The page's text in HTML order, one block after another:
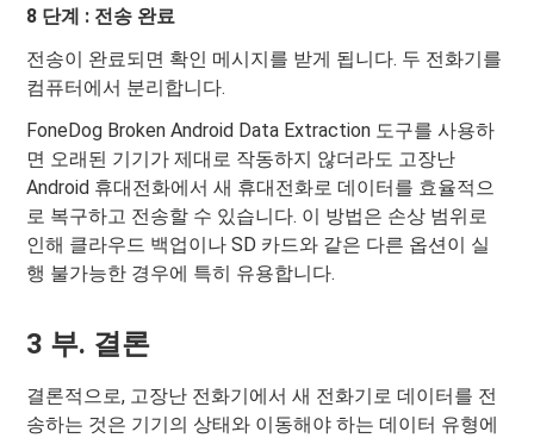
8 단계 : 전송 완료
전송이 완료되면 확인 메시지를 받게 됩니다. 두 전화기를
컴퓨터에서 분리합니다.
FoneDog Broken Android Data Extraction 도구를 사용하
면 오래된 기기가 제대로 작동하지 않더라도 고장난
Android 휴대전화에서 새 휴대전화로 데이터를 효율적으
로 복구하고 전송할 수 있습니다. 이 방법은 손상 범위로
인해 클라우드 백업이나 SD 카드와 같은 다른 옵션이 실
행 불가능한 경우에 특히 유용합니다.
3 부. 결론
결론적으로, 고장난 전화기에서 새 전화기로 데이터를 전
송하는 것은 기기의 상태와 이동해야 하는 데이터 유형에